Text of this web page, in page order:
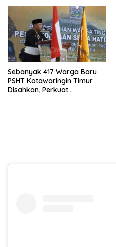
Sebanyak 417 Warga Baru
PSHT Kotawaringin Timur
Disahkan, Perkuat